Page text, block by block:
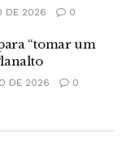
DE 2026 0
“tomar um
DE 2026 0